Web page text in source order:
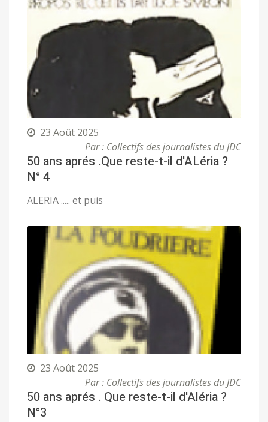
23 Août 2025
Par : Collectifs des journalistes du JDC
50 ans aprés .Que reste-t-il d'ALéria ?
N° 4
ALERIA ..... et puis
23 Août 2025
Par : Collectifs des journalistes du JDC
50 ans aprés . Que reste-t-il d'Aléria ?
N°3